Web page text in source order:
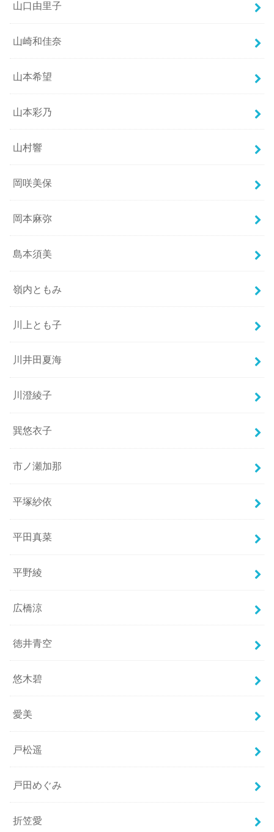
山口由里子
山崎和佳奈
山本希望
山本彩乃
山村響
岡咲美保
岡本麻弥
島本須美
嶺内ともみ
川上とも子
川井田夏海
川澄綾子
巽悠衣子
市ノ瀬加那
平塚紗依
平田真菜
平野綾
広橋涼
徳井青空
悠木碧
愛美
戸松遥
戸田めぐみ
折笠愛